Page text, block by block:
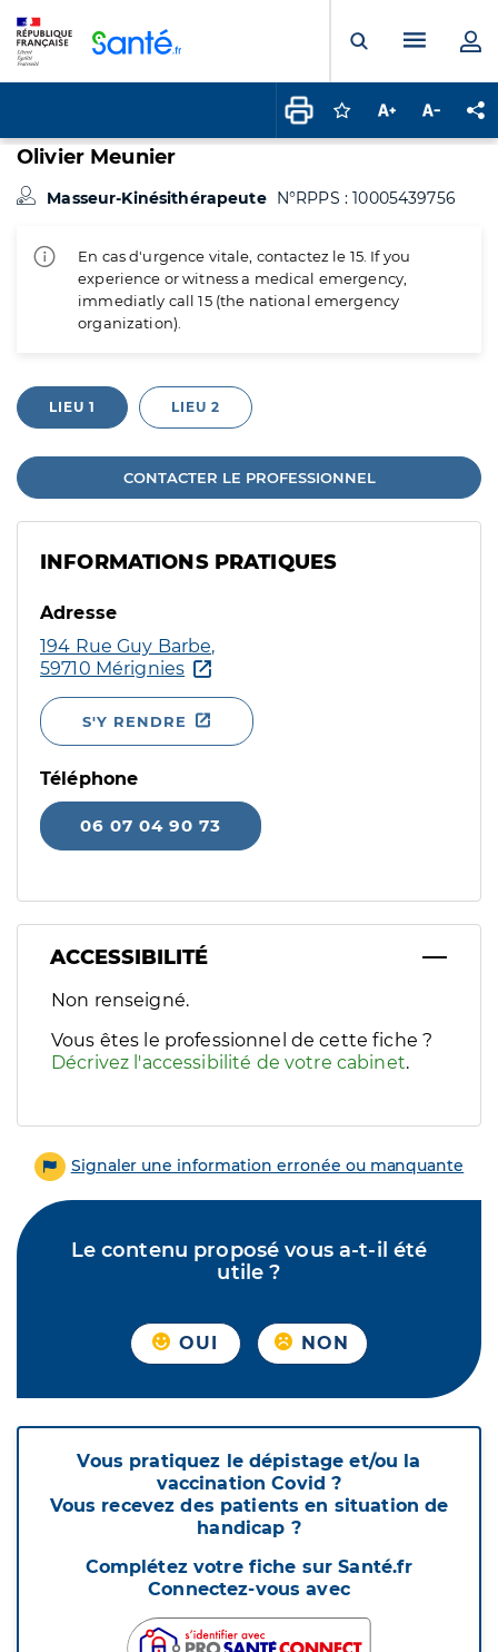
Ouvrir laMenu
Connectez-vous
Augmenter la
Olivier Meunier
Masseur-Kinésithérapeute N°RPPS : 10005439756
En cas d'urgence vitale, contactez le 15. If you
experience or witness a medical emergency,
immediatly call 15 (the national emergency
organization).
LIEU 1 LIEU 2
CONTACTER LE PROFESSIONNEL
INFORMATIONS PRATIQUES
Adresse
194 Rue Guy Barbe,
59710 Mérignies
S'Y RENDRE
Téléphone
06 07 04 90 73
ACCESSIBILITÉ
Filtres
Sélectionnez un ou plusieurs handicaps/besoins
Non renseigné.
Vous êtes le professionnel de cette fiche ?
Décrivez l'accessibilité de votre cabinet.
Signaler une information erronée ou manquante
Le contenu proposé vous a-t-il été
utile ?
OUI NON
Vous pratiquez le dépistage et/ou la
vaccination Covid ?
Vous recevez des patients en situation de
handicap ?
Complétez votre fiche sur Santé.fr
Connectez-vous avec